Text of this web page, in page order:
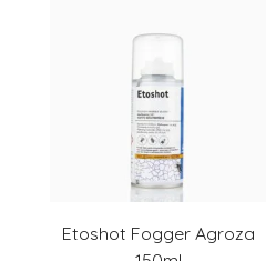
Etoshot Fogger Agroza